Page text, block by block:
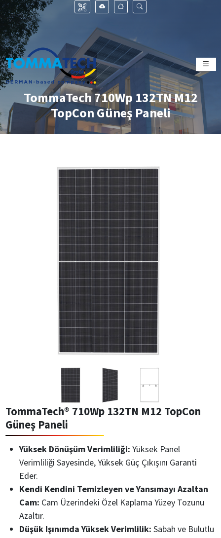
TommaTech 710Wp 132TN M12
TopCon Güneş Paneli
TommaTech® 710Wp 132TN M12 TopCon
Güneş Paneli
Yüksek Dönüşüm Verimliliği: Yüksek Panel
Verimliliği Sayesinde, Yüksek Güç Çıkışını Garanti
Eder.
Kendi Kendini Temizleyen ve Yansımayı Azaltan
Cam: Cam Üzerindeki Özel Kaplama Yüzey Tozunu
Azaltır.
Düşük Işınımda Yüksek Verimlilik: Sabah ve Bulutlu